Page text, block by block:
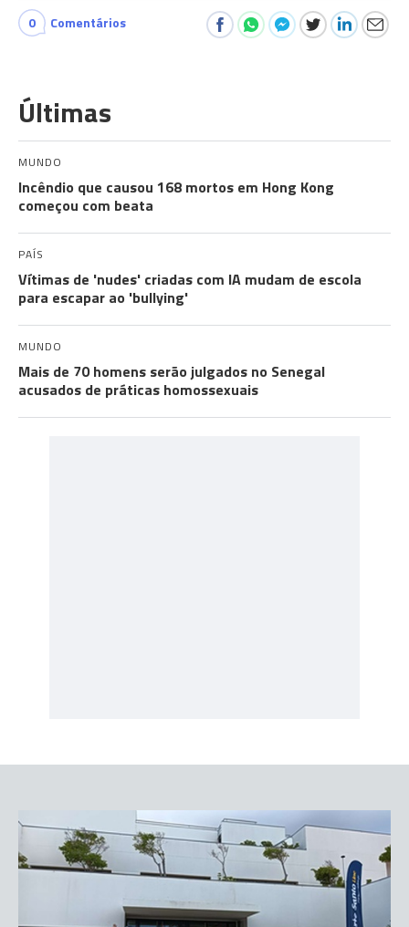
0 Comentários
Últimas
MUNDO
Incêndio que causou 168 mortos em Hong Kong
começou com beata
PAÍS
Vítimas de 'nudes' criadas com IA mudam de escola
para escapar ao 'bullying'
MUNDO
Mais de 70 homens serão julgados no Senegal
acusados de práticas homossexuais